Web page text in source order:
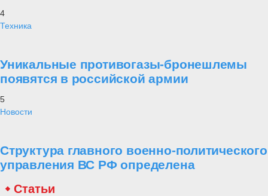
4
Техника
Уникальные противогазы-бронешлемы
появятся в российской армии
5
Новости
Структура главного военно-политического
управления ВС РФ определена
Статьи